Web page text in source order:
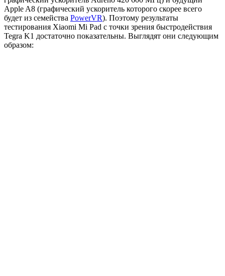
Apple A8 (графический ускоритель которого скорее всего
будет из семейства PowerVR). Поэтому результаты
тестирования Xiaomi Mi Pad с точки зрения быстродействия
Tegra K1 достаточно показательны. Выглядят они следующим
образом: